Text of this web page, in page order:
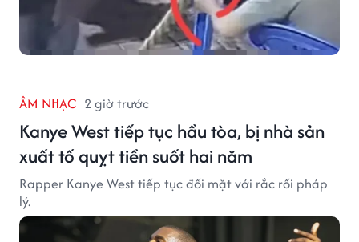
ÂM NHẠC 2 giờ trước
Kanye West tiếp tục hầu tòa, bị nhà sản
xuất tố quỵt tiền suốt hai năm
Rapper Kanye West tiếp tục đối mặt với rắc rối pháp
lý.